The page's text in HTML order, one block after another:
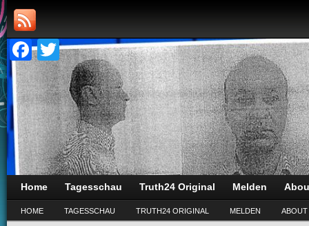
Facebook
Twitter
Home Tagesschau Truth24 Original Melden
HOME TAGESSCHAU TRUTH24 ORIGINAL MELDEN ABOUT